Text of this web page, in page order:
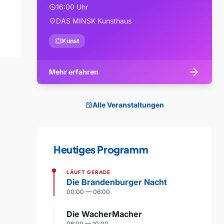
schedule16:00 Uhr
location_onDAS MINSK Kunsthaus
confirmation_numberKunst
Mehr erfahren arrow_forward
eventAlle Veranstaltungen
Heutiges Programm
LÄUFT GERADE
Die Brandenburger Nacht
00:00 — 06:00
Die WacherMacher